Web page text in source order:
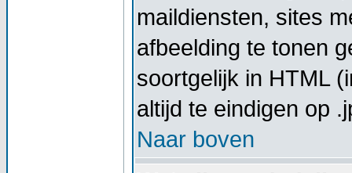
maildiensten, sites
afbeelding te tonen
soortgelijk in HTML
altijd te eindigen op
Naar boven